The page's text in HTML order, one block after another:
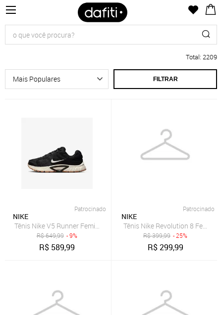
Total: 2209
FILTRAR
Patrocinado
NIKE
Tênis Nike V5 Runner Feminino
R$649,99 - 9%
R$ 589,99
Patrocinado
NIKE
Tênis Nike Revolution 8
R$399,99 - 25%
R$299,99